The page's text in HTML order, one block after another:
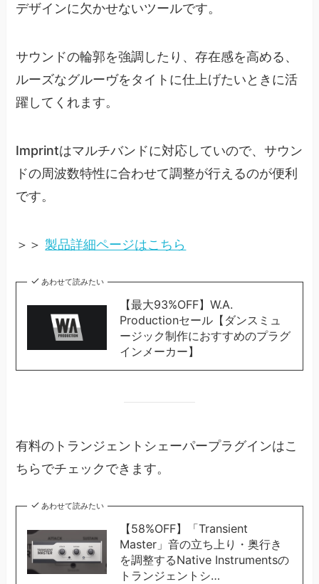
デザインに欠かせないツールです。
サウンドの輪郭を強調したり、存在感を高める、
ルーズなグルーヴをタイトに仕上げたいときに活
躍してくれます。
Imprintはマルチバンドに対応していので、サウン
ドの周波数特性に合わせて調整が行えるのが便利
です。
＞＞ 製品詳細ページはこちら
あわせて読みたい
【最大93%OFF】W.A.
Productionセール【ダンスミュ
ージック制作におすすめのプラグ
インメーカー】
有料のトランジェントシェーパープラグインはこ
ちらでチェックできます。
あわせて読みたい
【58%OFF】「Transient
Master」音の立ち上り・奥行き
を調整するNative Instrumentsの
トランジェントシ…